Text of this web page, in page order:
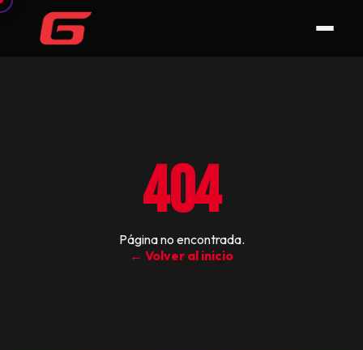
404
Página no encontrada.
← Volver al inicio